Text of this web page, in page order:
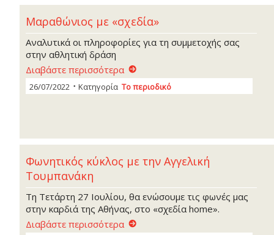
Μαραθώνιος με «σχεδία»
Αναλυτικά οι πληροφορίες για τη συμμετοχής σας
στην αθλητική δράση
Διαβάστε περισσότερα
26/07/2022 Κατηγορία Το περιοδικό
Φωνητικός κύκλος με την Αγγελική
Τουμπανάκη
Τη Τετάρτη 27 Ιουλίου, θα ενώσουμε τις φωνές μας
στην καρδιά της Αθήνας, στο «σχεδία home».
Διαβάστε περισσότερα